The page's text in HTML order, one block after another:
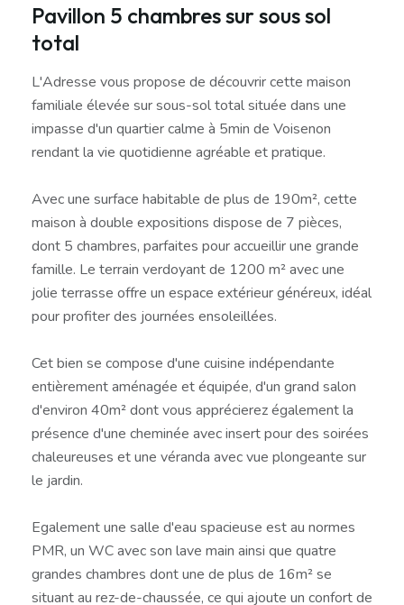
Pavillon 5 chambres sur sous sol
total
L'Adresse vous propose de découvrir cette maison
familiale élevée sur sous-sol total située dans une
impasse d'un quartier calme à 5min de Voisenon
rendant la vie quotidienne agréable et pratique.
Avec une surface habitable de plus de 190m², cette
maison à double expositions dispose de 7 pièces,
dont 5 chambres, parfaites pour accueillir une grande
famille. Le terrain verdoyant de 1200 m² avec une
jolie terrasse offre un espace extérieur généreux, idéal
pour profiter des journées ensoleillées.
Cet bien se compose d'une cuisine indépendante
entièrement aménagée et équipée, d'un grand salon
d'environ 40m² dont vous apprécierez également la
présence d'une cheminée avec insert pour des soirées
chaleureuses et une véranda avec vue plongeante sur
le jardin.
Egalement une salle d'eau spacieuse est au normes
PMR, un WC avec son lave main ainsi que quatre
grandes chambres dont une de plus de 16m² se
situant au rez-de-chaussée, ce qui ajoute un confort de